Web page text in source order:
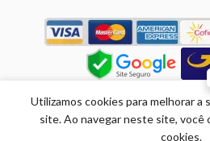
Utilizamos cookies para melhorar a
site. Ao navegar neste site, você
cookies.
Dona Juba
Tónico do
Crescimento
14,00 10,50€
Promoção